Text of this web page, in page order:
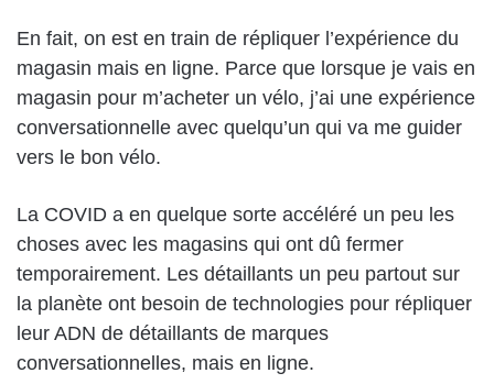
En fait, on est en train de répliquer l’expérience du
magasin mais en ligne. Parce que lorsque je vais en
magasin pour m’acheter un vélo, j’ai une expérience
conversationnelle avec quelqu’un qui va me guider
vers le bon vélo.
La COVID a en quelque sorte accéléré un peu les
choses avec les magasins qui ont dû fermer
temporairement. Les détaillants un peu partout sur
la planète ont besoin de technologies pour répliquer
leur ADN de détaillants de marques
conversationnelles, mais en ligne.